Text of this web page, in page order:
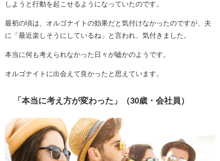
しようと行動を起こせるようになっていたのです。
最初の頃は、オルゴナイトの効果だと気付けなかったのですが、夫
に「最近楽しそうにしているね」と言われ、気付きました。
本当に何も考えられなかった日々が嘘かのようです。
オルゴナイトに出会えて良かったと思えています。
「本当に考え方が変わった」（30歳・会社員）